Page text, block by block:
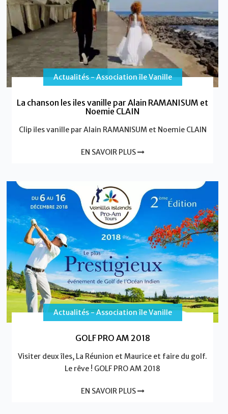
Actualités - Association île Vanille
La chanson les iles vanille par Alain RAMANISUM et
Noemie CLAIN
Clip iles vanille par Alain RAMANISUM et Noemie CLAIN
EN SAVOIR PLUS
Actualités - Association île Vanille
GOLF PRO AM 2018
Visiter deux îles, La Réunion et Maurice et faire du golf.
Le rêve ! GOLF PRO AM 2018
EN SAVOIR PLUS